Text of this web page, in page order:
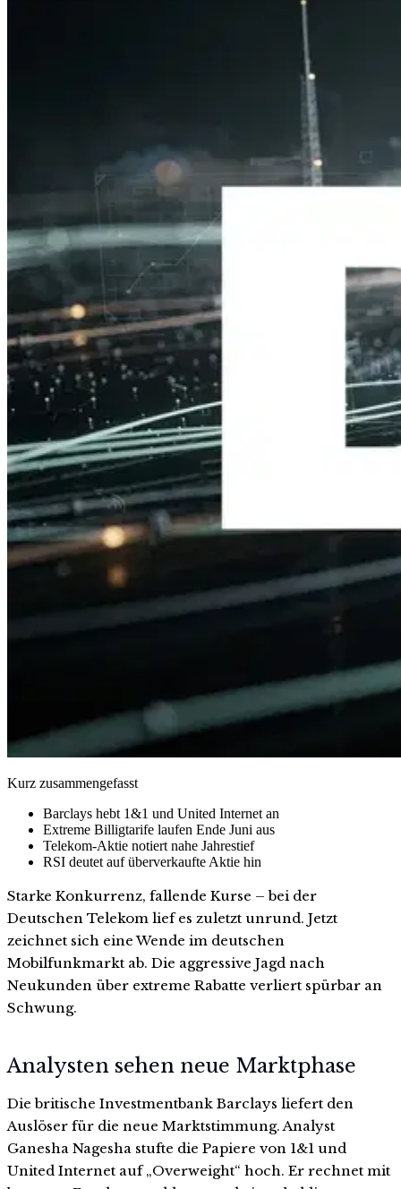
Kurz zusammengefasst
Barclays hebt 1&1 und United Internet an
Extreme Billigtarife laufen Ende Juni aus
Telekom-Aktie notiert nahe Jahrestief
RSI deutet auf überverkaufte Aktie hin
Starke Konkurrenz, fallende Kurse – bei der
Deutschen Telekom lief es zuletzt unrund. Jetzt
zeichnet sich eine Wende im deutschen
Mobilfunkmarkt ab. Die aggressive Jagd nach
Neukunden über extreme Rabatte verliert spürbar an
Schwung.
Analysten sehen neue Marktphase
Die britische Investmentbank Barclays liefert den
Auslöser für die neue Marktstimmung. Analyst
Ganesha Nagesha stufte die Papiere von 1&1 und
United Internet auf „Overweight“ hoch. Er rechnet mit